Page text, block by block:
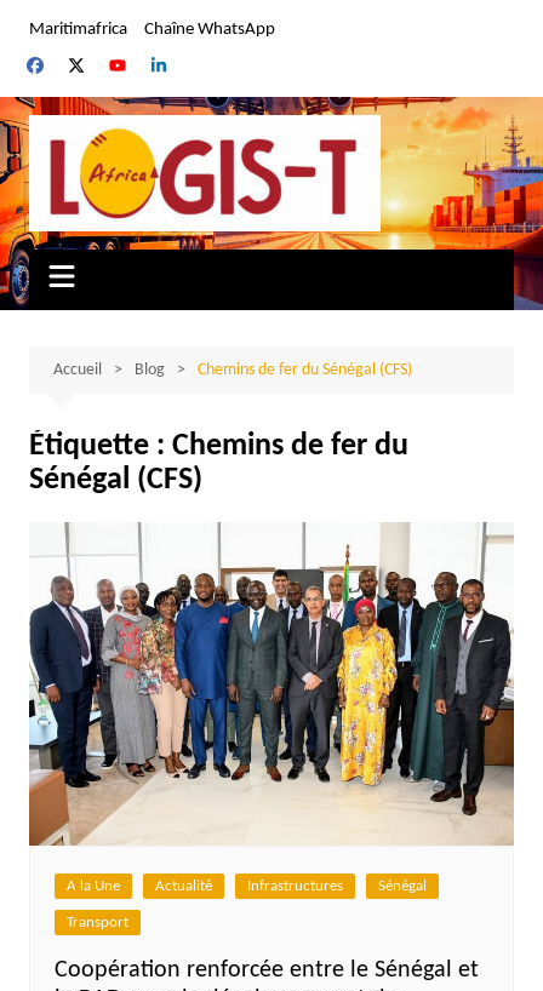
contenu
Maritimafrica Chaîne WhatsApp
Accueil Blog Chemins de fer du Sénégal (CFS)
Étiquette : Chemins de fer du
Sénégal (CFS)
A la Une Actualité Infrastructures Sénégal
Transport
Coopération renforcée entre le Sénégal et